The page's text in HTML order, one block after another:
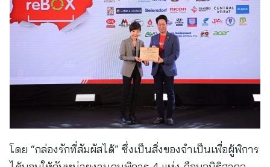
โดย “กล่องรักที่สัมผัสได้” ซึ่งเป็นสิ่งของจำเป็นเพื่อผู้พิการ